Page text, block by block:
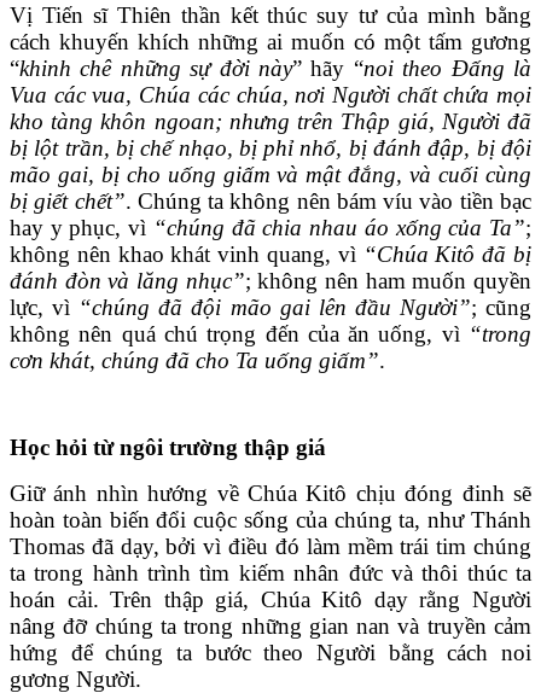
Vị Tiến sĩ Thiên thần kết thúc suy tư của mình bằng
cách khuyến khích những ai muốn có một tấm gương
“khinh chê những sự đời này” hãy “noi theo Đấng là
Vua các vua, Chúa các chúa, nơi Người chất chứa mọi
kho tàng khôn ngoan; nhưng trên Thập giá, Người đã
bị lột trần, bịchế nhạo, bị phỉ nhổ, bị đánh đập, bịđội
mão gai, bị cho uống giấm và mật đắng, và cuối cùng
bị giết chết”. Chúng ta không nên bám víu vào tiền bạc
hay y phục, vì “chúng đã chia nhau áo xống của Ta”;
không nên khao khát vinh quang, vì “Chúa Kitô đã bị
đánh đòn và lăng nhục”; không nên ham muốn quyền
lực, vì “chúng đã đội mão gai lên đầu Người”; cũng
không nên quá chú trọng đến của ăn uống, vì “trong
cơn khát, chúng đã cho Ta uống giấm”.
Học hỏi từ ngôi trường thập giá
Giữ ánh nhìn hướng về Chúa Kitô chịu đóng đinh sẽ
hoàn toàn biến đổi cuộc sống của chúng ta, như Thánh
Thomas đã dạy, bởi vì điều đó làm mềm trái tim chúng
ta trong hành trình tìm kiếm nhân đức và thôi thúc ta
hoán cải. Trên thập giá, Chúa Kitô dạy rằng Người
nâng đỡ chúng ta trong những gian nan và truyền cảm
hứng để chúng ta bước theo Người bằng cách noi
gương Người.